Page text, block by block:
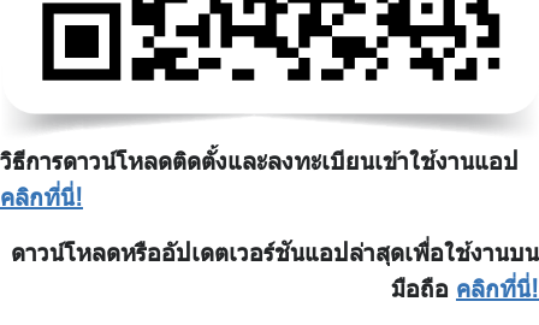
วิธีการดาวน์โหลดติดตั้งและลงทะเบียนเข้าใช้งานแอป
คลิกที่นี่!
ดาวน์โหลดหรืออัปเดตเวอร์ชันแอปล่าสุดเพื่อใช้งานบน
มือถือ คลิกที่นี่!